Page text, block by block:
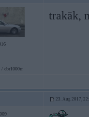
/ cbr1000rr
trakāk,
23. Aug 2017,